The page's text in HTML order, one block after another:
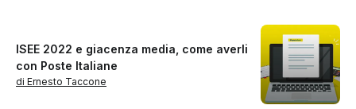
ISEE 2022 e giacenza media, come averli
con Poste Italiane
di Ernesto Taccone